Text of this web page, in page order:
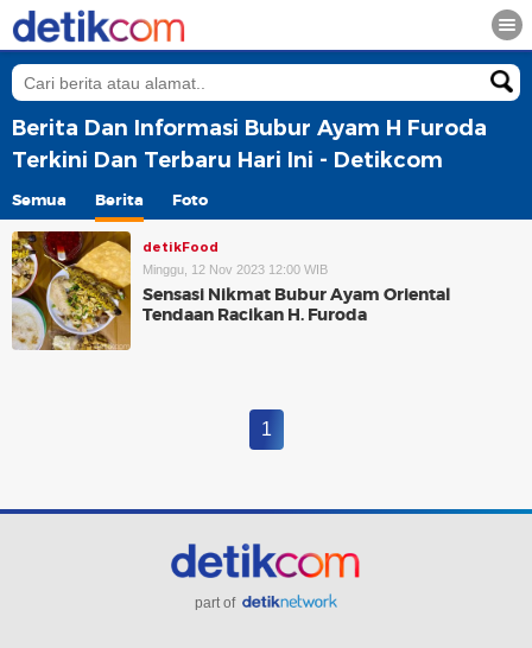
Berita Dan Informasi Bubur Ayam H Furoda
Terkini Dan Terbaru Hari Ini - Detikcom
Semua Berita Foto
detikFood
Minggu, 12 Nov 2023 12:00 WIB
Sensasi Nikmat Bubur Ayam Oriental
Tendaan Racikan H. Furoda
1
part of